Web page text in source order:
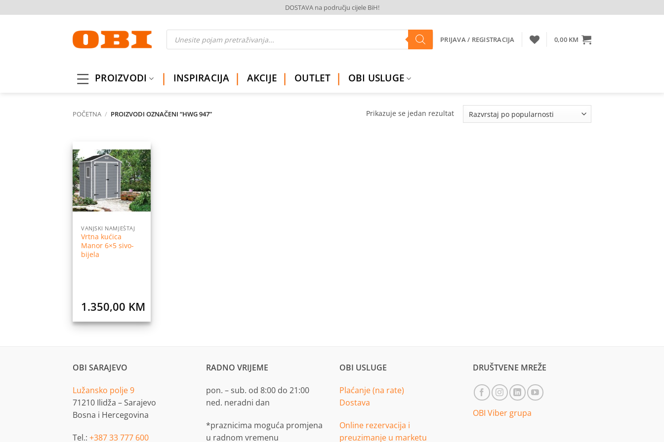
to
DOSTAVA na području cijele BiH!
Products
search PRIJAVA / REGISTRACIJA 0,00 KM
PROIZVODI INSPIRACIJA AKCIJE OUTLET OBI USLUGE
POČETNA / PROIZVODI OZNAČENI “HWG 947” Prikazuje se jedan rezultat
Dodaj
na
listu
želja
VANJSKI NAMJEŠTAJ
Vrtna kućica
Manor 6×5 sivo-
bijela
1.350,00 KM
OBI SARAJEVO
Lužansko polje 9
71210 Ilidža – Sarajevo
Bosna i Hercegovina
Tel.: +387 33 777 600
RADNO VRIJEME
pon. – sub. od 8:00 do 21:00
ned. neradni dan
*praznicima moguća promjena
u radnom vremenu
OBI USLUGE
Plaćanje (na rate)
Dostava
Online rezervacija i
preuzimanje u marketu
DRUŠTVENE MREŽE
OBI Viber grupa